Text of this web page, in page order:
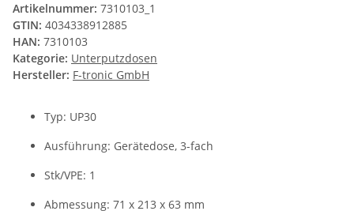
Artikelnummer: 7310103_1
GTIN: 4034338912885
HAN: 7310103
Kategorie: Unterputzdosen
Hersteller: F-tronic GmbH
Typ: UP30
Ausführung: Gerätedose, 3-fach
Stk/VPE: 1
Abmessung: 71 x 213 x 63 mm